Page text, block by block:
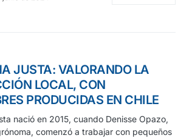
JUSTA: VALORANDO LA
LOCAL, CON
PRODUCIDAS EN CHILE
nació en 2015, cuando Denisse Opazo,
comenzó a trabajar con pequeños